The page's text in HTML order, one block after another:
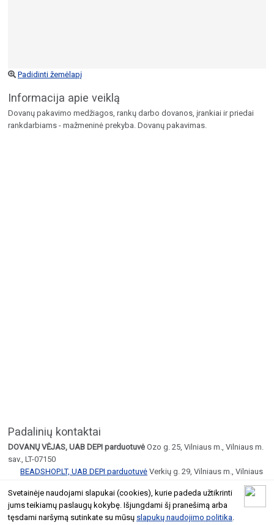
Svetainėje naudojami slapukai (cookies), kurie padeda užtikrinti
jums teikiamų paslaugų kokybę. Išjungdami šį pranešimą arba
tęsdami naršymą sutinkate su mūsų slapukų naudojimo politika
Padidinti žemėlapį
Informacija apie veiklą
Dovanų pakavimo medžiagos, rankų darbo dovanos, įrankiai ir priedai
rankdarbiams - mažmeninė prekyba. Dovanų pakavimas.
Padalinių kontaktai
DOVANŲ VĖJAS, UAB DEPI parduotuvė Ozo g. 25, Vilniaus m., Vilniaus m.
sav., LT-07150
BEADSHOP.LT, UAB DEPI parduotuvė Verkių g. 29, Vilniaus m., Vilniaus
© 2026 Geltoni.lt
Taisyklės Atnaujinti įmonės informaciją